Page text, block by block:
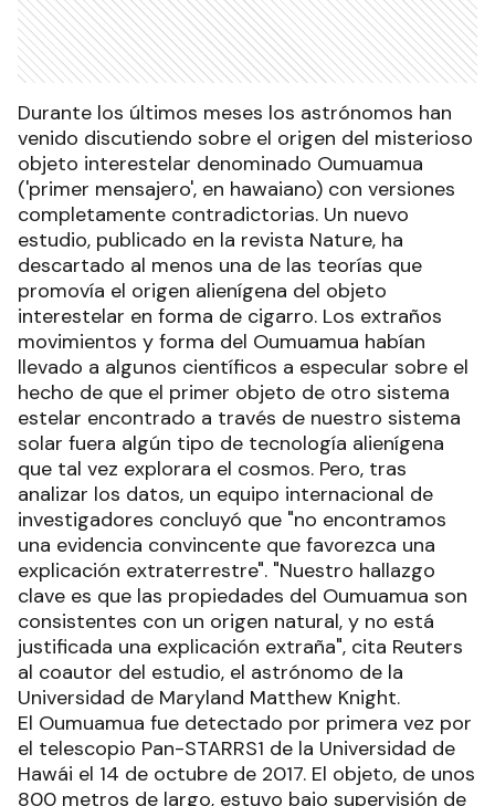
Durante los últimos meses los astrónomos han
venido discutiendo sobre el origen del misterioso
objeto interestelar denominado Oumuamua
('primer mensajero', en hawaiano) con versiones
completamente contradictorias. Un nuevo
estudio, publicado en la revista Nature, ha
descartado al menos una de las teorías que
promovía el origen alienígena del objeto
interestelar en forma de cigarro. Los extraños
movimientos y forma del Oumuamua habían
llevado a algunos científicos a especular sobre el
hecho de que el primer objeto de otro sistema
estelar encontrado a través de nuestro sistema
solar fuera algún tipo de tecnología alienígena
que tal vez explorara el cosmos. Pero, tras
analizar los datos, un equipo internacional de
investigadores concluyó que "no encontramos
una evidencia convincente que favorezca una
explicación extraterrestre". "Nuestro hallazgo
clave es que las propiedades del Oumuamua son
consistentes con un origen natural, y no está
justificada una explicación extraña", cita Reuters
al coautor del estudio, el astrónomo de la
Universidad de Maryland Matthew Knight.
El Oumuamua fue detectado por primera vez por
el telescopio Pan-STARRS1 de la Universidad de
Hawái el 14 de octubre de 2017. El objeto, de unos
800 metros de largo, estuvo bajo supervisión de